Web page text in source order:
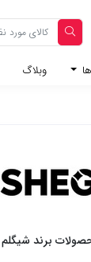
وبلاگ‌
برند شیگلم